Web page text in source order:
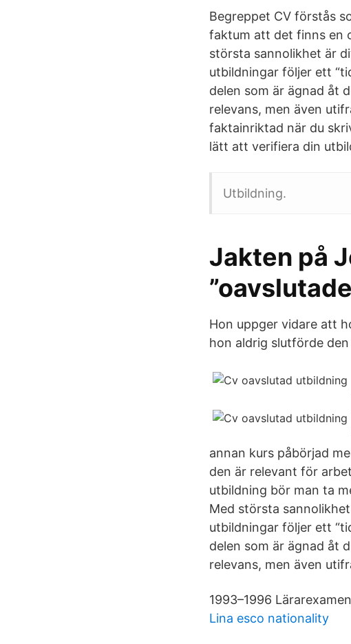
Begreppet CV förstås
faktum att det finns en
största sannolikhet är
utbildningar följer ett
delen som är ägnad åt
relevans, men även
faktainriktad när du
lätt att verifiera din
Utbildning.
Jakten på
Hon uppger vidare att
hon aldrig slutförde
annan kurs påbörjad
den är relevant för
utbildning bör man ta
Med största
utbildningar följer ett
delen som är ägnad åt
relevans, men även
1993–1996
Lina esco nationality